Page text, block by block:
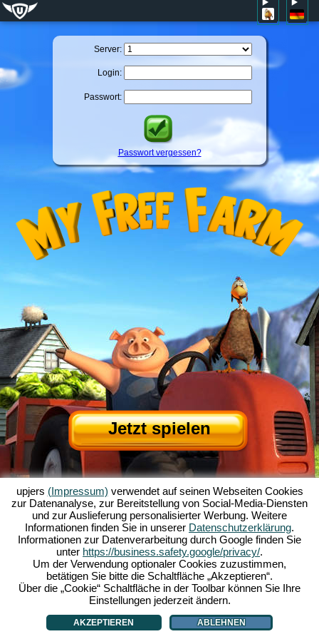
Server:
Login:
Passwort:
Passwort vergessen?
Jetzt spielen
Über My Free Farm |Die Story zum Browserspiel Die Features|AGB |
Impressum |Datenschutzerklärung|Regeln|Forum|Support|Spielinfo
My Free Farm 2 App|Google Play| App Store|
Browsergames - Upjers.com|Cookies verwalten
upjers (Impressum) verwendet auf seinen Webseiten Cookies
zur Datenanalyse, zur Bereitstellung von Social-Media-Diensten
und zur Auslieferung personalisierter Werbung. Weitere
Informationen finden Sie in unserer Datenschutzerklärung.
Informationen zur Datenverarbeitung durch Google finden Sie
unter https://business.safety.google/privacy/.
Um der Verwendung optionaler Cookies zuzustimmen,
betätigen Sie bitte die Schaltfläche „Akzeptieren“.
Über die „Cookie“ Schaltfläche in der Toolbar können Sie Ihre
Einstellungen jederzeit ändern.
AKZEPTIEREN ABLEHNEN